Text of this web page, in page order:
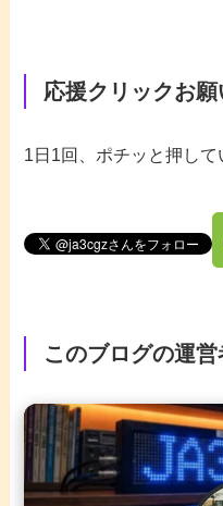
応援クリックお願
1日1回、ポチッと押し
このブログの運営